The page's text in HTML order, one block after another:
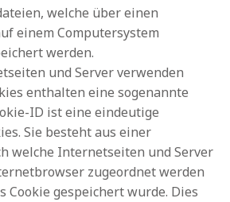
welche über einen
einem Computersystem
werden.
und Server verwenden
enthalten eine sogenannte
ID ist eine eindeutige
Sie besteht aus einer
welche Internetseiten und Server
zugeordnet werden
Cookie gespeichert wurde. Dies